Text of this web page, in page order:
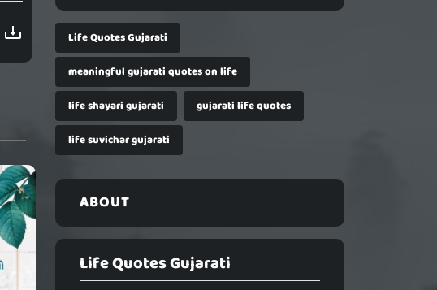
Life Quotes Gujarati
meaningful gujarati quotes on life
life shayari gujarati
gujarati life quotes
life suvichar gujarati
ABOUT
Life Quotes Gujarati